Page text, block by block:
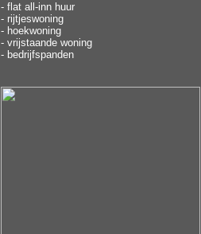
- flat all-inn huur
- rijtjeswoning
- hoekwoning
- vrijstaande woning
- bedrijfspanden